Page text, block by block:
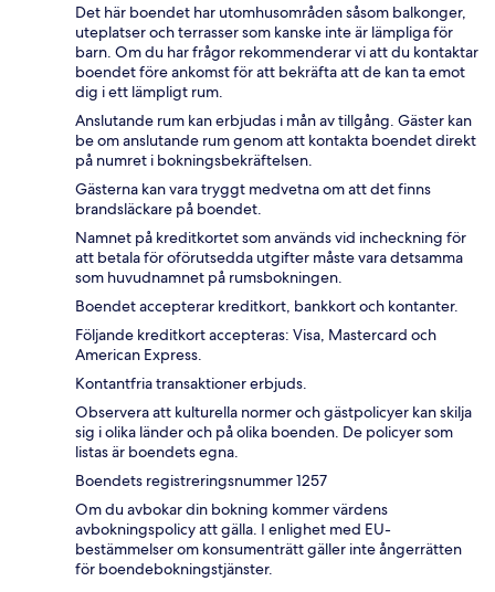
Det här boendet har utomhusområden såsom balkonger,
uteplatser och terrasser som kanske inte är lämpliga för
barn. Om du har frågor rekommenderar vi att du kontaktar
boendet före ankomst för att bekräfta att de kan ta emot
dig i ett lämpligt rum.
Anslutande rum kan erbjudas i mån av tillgång. Gäster kan
be om anslutande rum genom att kontakta boendet direkt
på numret i bokningsbekräftelsen.
Gästerna kan vara tryggt medvetna om att det finns
brandsläckare på boendet.
Namnet på kreditkortet som används vid incheckning för
att betala för oförutsedda utgifter måste vara detsamma
som huvudnamnet på rumsbokningen.
Boendet accepterar kreditkort, bankkort och kontanter.
Följande kreditkort accepteras: Visa, Mastercard och
American Express.
Kontantfria transaktioner erbjuds.
Observera att kulturella normer och gästpolicyer kan skilja
sig i olika länder och på olika boenden. De policyer som
listas är boendets egna.
Boendets registreringsnummer 1257
Om du avbokar din bokning kommer värdens
avbokningspolicy att gälla. I enlighet med EU-
bestämmelser om konsumenträtt gäller inte ångerrätten
för boendebokningstjänster.